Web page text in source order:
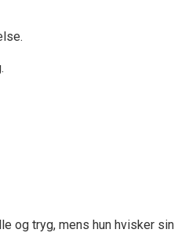
og tryg, mens hun hvisker sin